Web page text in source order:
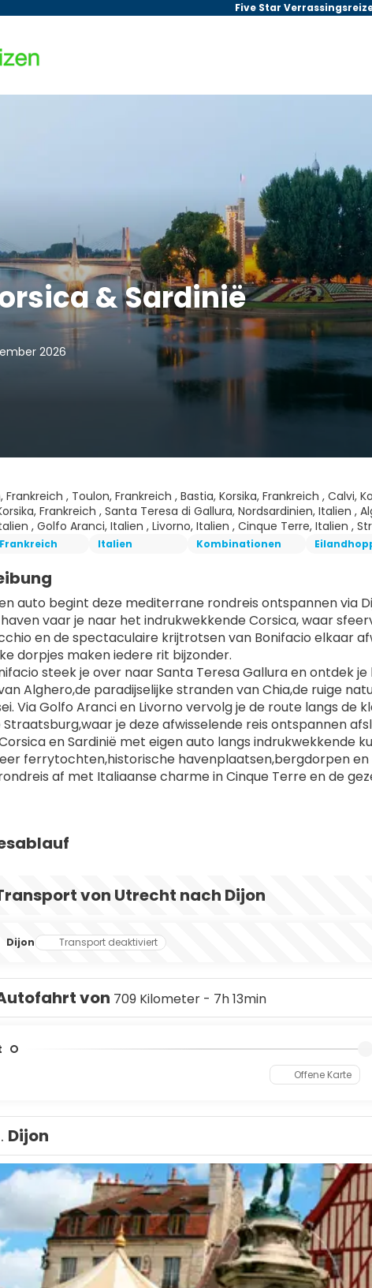
Five Star
& Sardinië
2026
Frankreich , Toulon, Frankreich , Bastia, Korsika, Frankreich , Calvi,
Frankreich , Santa Teresa di Gallura, Nordsardinien, Italien ,
, Golfo Aranci, Italien , Livorno, Italien , Cinque Terre, Italien ,
Frankreich Italien Kombinationen
auto begint deze mediterrane rondreis ontspannen via
vaar je naar het indrukwekkende Corsica, waar
en de spectaculaire krijtrotsen van Bonifacio elkaar
dorpjes maken iedere rit bijzonder.
steek je over naar Santa Teresa Gallura en ontdek
Alghero,de paradijselijke stranden van Chia,de ruige
Via Golfo Aranci en Livorno vervolg je de route langs de
je deze afwisselende reis ontspannen
en Sardinië met eigen auto langs indrukwekkende
ferrytochten,historische havenplaatsen,bergdorpen
af met Italiaanse charme in Cinque Terre en de
von Utrecht nach Dijon
Dijon Transport deaktiviert
von 709 Kilometer - 7h 13min
Offene Karte
Dijon